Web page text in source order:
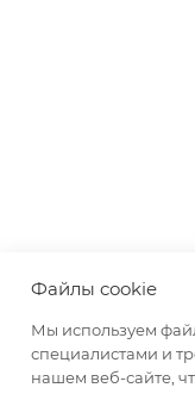
Файлы cookie
Мы используем
специалистами и
нашем веб-сайте,